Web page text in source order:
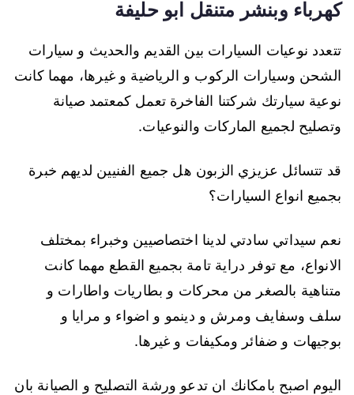
كهرباء وبنشر متنقل ابو حليفة
تتعدد نوعيات السيارات بين القديم والحديث و سيارات
الشحن وسيارات الركوب و الرياضية و غيرها، مهما كانت
نوعية سيارتك شركتنا الفاخرة تعمل كمعتمد صيانة
وتصليح لجميع الماركات والنوعيات.
قد تتسائل عزيزي الزبون هل جميع الفنيين لديهم خبرة
بجميع انواع السيارات؟
نعم سيداتي سادتي لدينا اختصاصيين وخبراء بمختلف
الانواع، مع توفر دراية تامة بجميع القطع مهما كانت
متناهية بالصغر من محركات و بطاريات واطارات و
سلف وسفايف ومرش و دينمو و اضواء و مرايا و
بوجيهات و ضفائر ومكيفات و غيرها.
اليوم اصبح بامكانك ان تدعو ورشة التصليح و الصيانة بان